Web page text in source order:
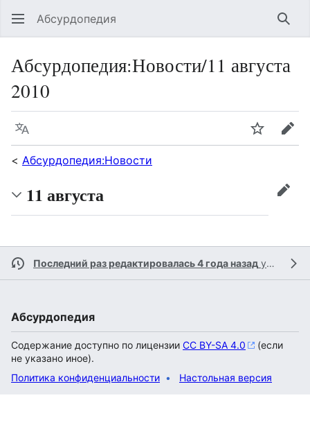
Абсурдопедия
Абсурдопедия:Новости/11 августа
2010
Язык
< Абсурдопедия:Новости
11 августа
Последний раз редактировалась 4 года назад участником
Абсурдопедия
Содержание доступно по лицензии CC BY-SA 4.0
(если
не указано иное).
Политика конфиденциальности
Настольная версия